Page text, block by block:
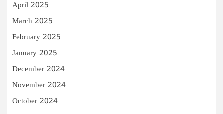
April 2025
March 2025
February 2025
January 2025
December 2024
November 2024
October 2024